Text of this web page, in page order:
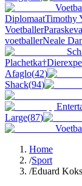
DiplomaatTimothy
Voetballer
voetballerNeale
Plachetka†
Afaglo(42)
Shack(94)
Large(87)
Home
/Sport
/Eduard